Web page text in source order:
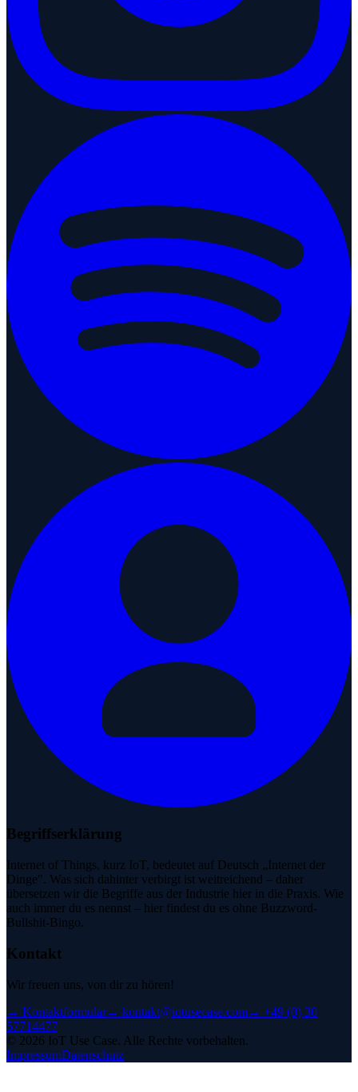
Begriffserklärung
Internet of Things, kurz IoT, bedeutet auf Deutsch „Internet der
Dinge". Was sich dahinter verbirgt ist weitreichend – daher
übersetzen wir die Begriffe aus der Industrie hier in die Praxis. Wie
auch immer du es nennst – hier findest du es ohne Buzzword-
Bullshit-Bingo.
Kontakt
Wir freuen uns, von dir zu hören!
→ Kontaktformular→ kontakt@iotusecase.com→ +49 (0) 30
57714477
© 2026 IoT Use Case. Alle Rechte vorbehalten.
ImpressumDatenschutz